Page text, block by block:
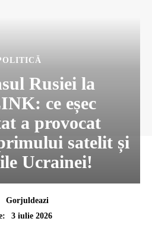
Rusiei la
ce eșec
a provocat
satelit și
Ucrainei!
Gorjuldeazi
3 iulie 2026